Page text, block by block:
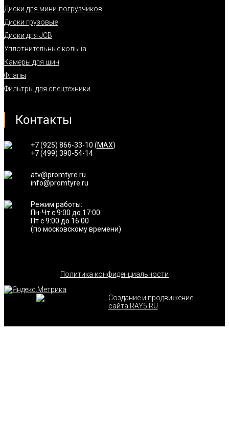
Диски для мини-погрузчиков
Диски грузовые
Диски для JCB
Уплотнительные кольца
Камеры для шин
Флапы
Фильтры для спецтехники
Контакты
+7 (925) 866-33-10 (MAX)
+7 (499) 390-54-14
atv@promtyre.ru
info@promtyre.ru
Режим работы:
Пн-Чт с 9:00 до 17:00
Пт с 9:00 до 16:00
(по московскому времени)
Политика конфиденциальности
Создание и продвижение
сайта RAY5.RU